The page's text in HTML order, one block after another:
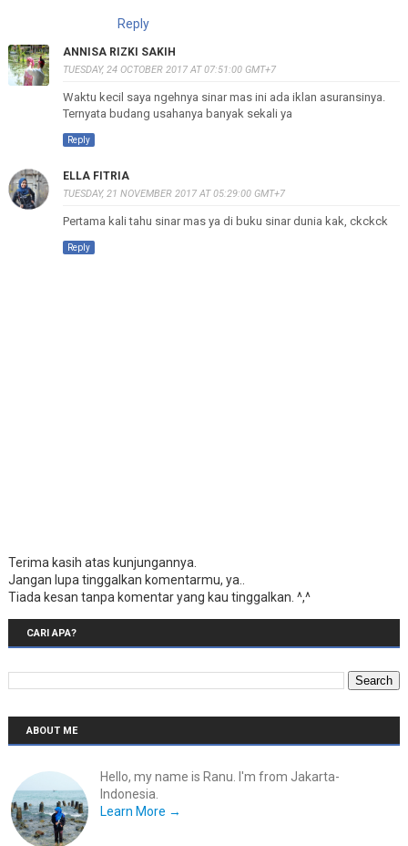
Reply
ANNISA RIZKI SAKIH
TUESDAY, 24 OCTOBER 2017 AT 07:51:00 GMT+7
Waktu kecil saya ngehnya sinar mas ini ada iklan asuransinya.
Ternyata budang usahanya banyak sekali ya
Reply
ELLA FITRIA
TUESDAY, 21 NOVEMBER 2017 AT 05:29:00 GMT+7
Pertama kali tahu sinar mas ya di buku sinar dunia kak, ckckck
Reply
Terima kasih atas kunjungannya.
Jangan lupa tinggalkan komentarmu, ya..
Tiada kesan tanpa komentar yang kau tinggalkan. ^,^
CARI APA?
ABOUT ME
Hello, my name is Ranu. I'm from Jakarta-
Indonesia.
Learn More →